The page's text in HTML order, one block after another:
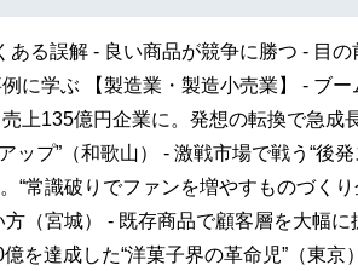
る誤解 - 良い商品が競争に勝つ - 目
に学ぶ 【製造業・製造小売業】 - ブ
上135億円企業に。発想の転換で急成
ップ”（和歌山） - 激戦市場で戦う“後
“常識破りでファンを増やすものづく
（宮城） - 既存商品で顧客層を大幅
を達成した“洋菓子界の革命児”（東